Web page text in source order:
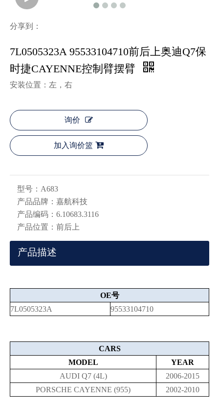
分享到：
7L0505323A 95533104710前后上奥迪Q7保
时捷CAYENNE控制臂摆臂
安装位置：左，右
询价
加入询价篮
型号： A683
产品品牌： 嘉航科技
产品编码： 6.10683.3116
产品位置： 前后上
产品描述
OE号
7L0505323A
95533104710
CARS
MODEL
YEAR
AUDI Q7 (4L)
2006-2015
PORSCHE CAYENNE (955)
2002-2010